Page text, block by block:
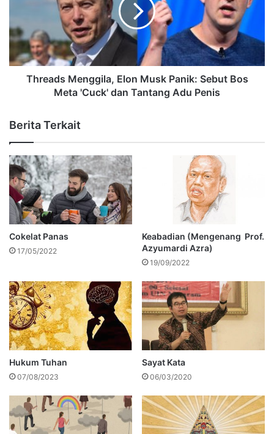
Threads Menggila, Elon Musk Panik: Sebut Bos
Meta 'Cuck' dan Tantang Adu Penis
Berita Terkait
Cokelat Panas
17/05/2022
Keabadian (Mengenang Prof.
Azyumardi Azra)
19/09/2022
Hukum Tuhan
07/08/2023
Sayat Kata
06/03/2020